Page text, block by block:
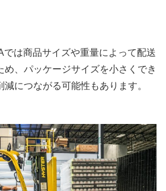
では商品サイズや重量によって配送
め、パッケージサイズを小さくでき
につながる可能性もあります。